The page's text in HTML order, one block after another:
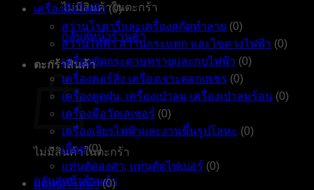
ไม่มีสินค้าในตะกร้า
กลับสู่หน้าร้านค้า
ตะกร้าสินค้า
ไม่มีสินค้าในตะกร้า
กลับสู่หน้าร้านค้า
เครื่องมือไฟฟ้า (0)
สว่านโรตารี่และเครื่องสกัดทำลาย (0)
สว่านไฟฟ้า สว่านกระแทก และไขควงไฟฟ้า (0)
เครื่องขัดกระดาษทรายและกบไฟฟ้า (0)
เครื่องคอร์ลิ่ง เครื่องเจาะดอกเพชร (0)
เครื่องดูดฝุ่น, เครื่องเป่าลม เครื่องเป่าลมร้อน (0)
เครื่องมือวัดเลเซอร์ (0)
เครื่องเจียรไฟฟ้าและงานขึ้นรูปโลหะ (0)
เลื่อย (0)
แท่นตัดองศา, แท่นตัดไฟเบอร์ (0)
มอเตอร์ไฟฟ้า (0)